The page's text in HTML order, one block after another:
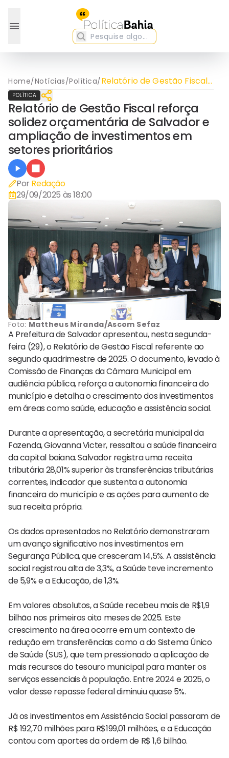
Home/Notícias/Política/Relatório de Gestão Fiscal
reforça solidez
orçamentária de Salvador
e ampliação de
investimentos em setores
prioritários
POLÍTICA
Relatório de Gestão Fiscal reforça
solidez orçamentária de Salvador e
ampliação de investimentos em
setores prioritários
Por Redação
29/09/2025 às 18:00
Foto: Mattheus Miranda/Ascom Sefaz
A Prefeitura de Salvador apresentou, nesta segunda-
feira (29), o Relatório de Gestão Fiscal referente ao
segundo quadrimestre de 2025. O documento, levado à
Comissão de Finanças da Câmara Municipal em
audiência pública, reforça a autonomia financeira do
município e detalha o crescimento dos investimentos
em áreas como saúde, educação e assistência social.
Durante a apresentação, a secretária municipal da
Fazenda, Giovanna Victer, ressaltou a saúde financeira
da capital baiana. Salvador registra uma receita
tributária 28,01% superior às transferências tributárias
correntes, indicador que sustenta a autonomia
financeira do município e as ações para aumento de
sua receita própria.
Os dados apresentados no Relatório demonstraram
um avanço significativo nos investimentos em
Segurança Pública, que cresceram 14,5%. A assistência
social registrou alta de 3,3%, a Saúde teve incremento
de 5,9% e a Educação, de 1,3%.
Em valores absolutos, a Saúde recebeu mais de R$1,9
bilhão nos primeiros oito meses de 2025. Este
crescimento na área ocorre em um contexto de
redução em transferências como a do Sistema Único
de Saúde (SUS), que tem pressionado a aplicação de
mais recursos do tesouro municipal para manter os
serviços essenciais à população. Entre 2024 e 2025, o
valor desse repasse federal diminuiu quase 5%.
Já os investimentos em Assistência Social passaram de
R$ 192,70 milhões para R$199,01 milhões, e a Educação
contou com aportes da ordem de R$ 1,6 bilhão.